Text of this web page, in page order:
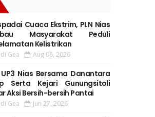
Cuaca Ekstrim, PLN Nias
Masyarakat Peduli
Kelistrikan
Gea Aug 06, 2026
UP3 Nias Bersama Danantara
Serta Kejari Gunungsitoli
Aksi Bersih-bersih Pantai
Gea Jun 27, 2026